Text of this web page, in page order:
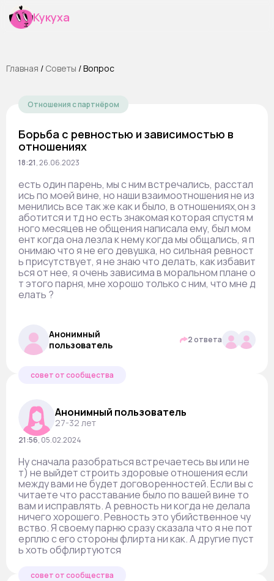
Кукуха
Главная / Cоветы /Вопрос
Отношения с партнёром
Борьба с ревностью и зависимостью в
отношениях
18:21,26.06.2023
есть один парень, мы с ним встречались, расстал
ись по моей вине, но наши взаимоотношения не из
менились все так же как и было, в отношениях,он з
аботится и тд но есть знакомая которая спустя м
ного месяцев не общения написала ему, был мом
ент когда она лезла к нему когда мы общались, я п
онимаю что я не его девушка, но сильная ревност
ь присутствует, я не знаю что делать, как избавит
ься от нее, я очень зависима в моральном плане о
т этого парня, мне хорошо только с ним, что мне д
елать ?
Анонимный
пользователь
2 ответа
совет от сообщества
Анонимный пользователь
27-32 лет
21:56, 05.02.2024
Ну сначала разобраться встречаетесь вы или не
т) не выйдет строить здоровые отношения если
между вами не будет договоренностей. Если вы с
читаете что расставание было по вашей вине то
вам и исправлять. А ревность ни когда не делала
ничего хорошего. Ревность это убийственное чу
вство. Я своему парню сразу сказала что я не пот
ерплю с его стороны флирта ни как. А другие пуст
ь хоть обфлиртуются
совет от сообщества